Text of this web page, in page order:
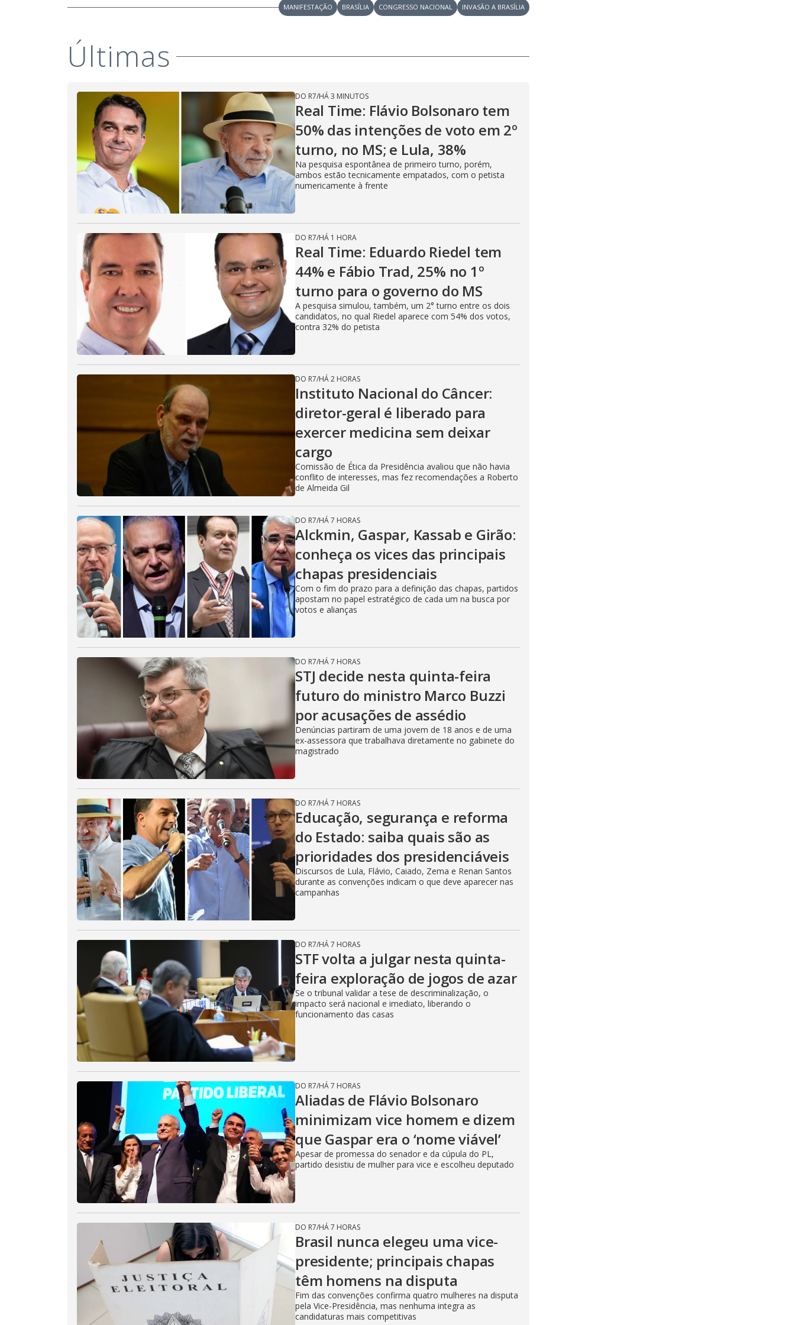
V
i
d
e
o
MANIFESTAÇÃO BRASÍLIA CONGRESSO NACIONAL INVASÃO A BRASÍLIA
Últimas
DO R7/HÁ 3 MINUTOS
Real Time: Flávio Bolsonaro tem
50% das intenções de voto em 2º
turno, no MS; e Lula, 38%
Na pesquisa espontânea de primeiro turno, porém,
ambos estão tecnicamente empatados, com o petista
numericamente à frente
DO R7/HÁ 1 HORA
Real Time: Eduardo Riedel tem
44% e Fábio Trad, 25% no 1º
turno para o governo do MS
A pesquisa simulou, também, um 2° turno entre os dois
candidatos, no qual Riedel aparece com 54% dos votos,
contra 32% do petista
DO R7/HÁ 2 HORAS
Instituto Nacional do Câncer:
diretor-geral é liberado para
exercer medicina sem deixar
cargo
Comissão de Ética da Presidência avaliou que não havia
conflito de interesses, mas fez recomendações a Roberto
de Almeida Gil
DO R7/HÁ 7 HORAS
Alckmin, Gaspar, Kassab e Girão:
conheça os vices das principais
chapas presidenciais
Com o fim do prazo para a definição das chapas, partidos
apostam no papel estratégico de cada um na busca por
votos e alianças
DO R7/HÁ 7 HORAS
STJ decide nesta quinta-feira
futuro do ministro Marco Buzzi
por acusações de assédio
Denúncias partiram de uma jovem de 18 anos e de uma
ex-assessora que trabalhava diretamente no gabinete do
magistrado
DO R7/HÁ 7 HORAS
Educação, segurança e reforma
do Estado: saiba quais são as
prioridades dos presidenciáveis
Discursos de Lula, Flávio, Caiado, Zema e Renan Santos
durante as convenções indicam o que deve aparecer nas
campanhas
DO R7/HÁ 7 HORAS
STF volta a julgar nesta quinta-
feira exploração de jogos de azar
Se o tribunal validar a tese de descriminalização, o
impacto será nacional e imediato, liberando o
funcionamento das casas
DO R7/HÁ 7 HORAS
Aliadas de Flávio Bolsonaro
minimizam vice homem e dizem
que Gaspar era o ‘nome viável’
Apesar de promessa do senador e da cúpula do PL,
partido desistiu de mulher para vice e escolheu deputado
DO R7/HÁ 7 HORAS
Brasil nunca elegeu uma vice-
presidente; principais chapas
têm homens na disputa
Fim das convenções confirma quatro mulheres na disputa
pela Vice-Presidência, mas nenhuma integra as
candidaturas mais competitivas